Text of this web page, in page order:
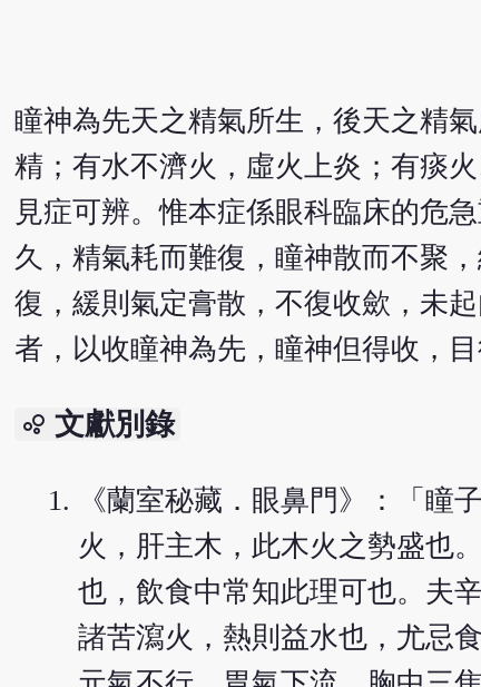
瞳神為先天之精氣所生，後天之精
精；有水不濟火，虛火上炎；有痰
見症可辨。惟本症係眼科臨床的危
久，精氣耗而難復，瞳神散而不聚
復，緩則氣定膏散，不復收歛，未
者，以收瞳神為先，瞳神但得收，目
bubble_chart 文獻別錄
《蘭室秘藏．眼鼻門》：「瞳
火，肝主木，此木火之勢盛也
也，飲食中常知此理可也。夫
諸苦瀉火，熱則益水也，尤忌